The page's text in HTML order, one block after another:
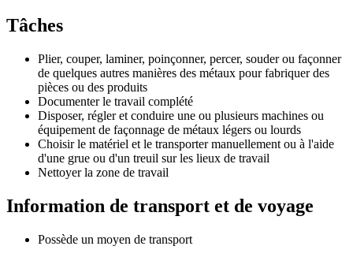
Tâches
Plier, couper, laminer, poinçonner, percer, souder ou façonner
de quelques autres manières des métaux pour fabriquer des
pièces ou des produits
Documenter le travail complété
Disposer, régler et conduire une ou plusieurs machines ou
équipement de façonnage de métaux légers ou lourds
Choisir le matériel et le transporter manuellement ou à l'aide
d'une grue ou d'un treuil sur les lieux de travail
Nettoyer la zone de travail
Information de transport et de voyage
Possède un moyen de transport